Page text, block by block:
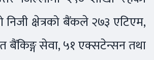
निजी क्षेत्रको बैंकले २७३ एटिएम,
बैंकिङ्ग सेवा, ५१ एक्सटेन्सन तथा